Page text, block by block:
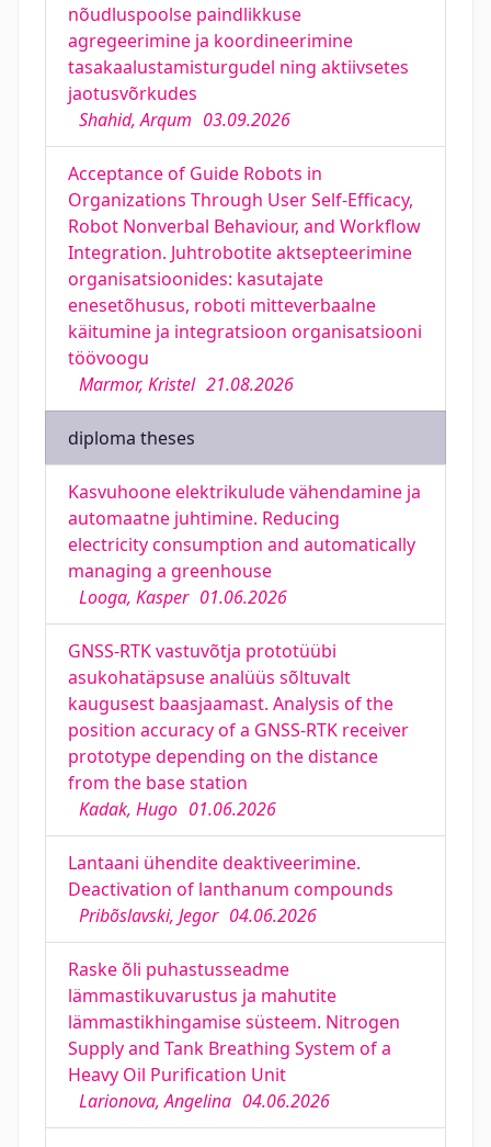
nõudluspoolse paindlikkuse
agregeerimine ja koordineerimine
tasakaalustamisturgudel ning aktiivsetes
jaotusvõrkudes
Shahid, Arqum 03.09.2026
Acceptance of Guide Robots in
Organizations Through User Self-Efficacy,
Robot Nonverbal Behaviour, and Workflow
Integration. Juhtrobotite aktsepteerimine
organisatsioonides: kasutajate
enesetõhusus, roboti mitteverbaalne
käitumine ja integratsioon organisatsiooni
töövoogu
Marmor, Kristel 21.08.2026
diploma theses
Kasvuhoone elektrikulude vähendamine ja
automaatne juhtimine. Reducing
electricity consumption and automatically
managing a greenhouse
Looga, Kasper 01.06.2026
GNSS-RTK vastuvõtja prototüübi
asukohatäpsuse analüüs sõltuvalt
kaugusest baasjaamast. Analysis of the
position accuracy of a GNSS-RTK receiver
prototype depending on the distance
from the base station
Kadak, Hugo 01.06.2026
Lantaani ühendite deaktiveerimine.
Deactivation of lanthanum compounds
Pribõslavski, Jegor 04.06.2026
Raske õli puhastusseadme
lämmastikuvarustus ja mahutite
lämmastikhingamise süsteem. Nitrogen
Supply and Tank Breathing System of a
Heavy Oil Purification Unit
Larionova, Angelina 04.06.2026